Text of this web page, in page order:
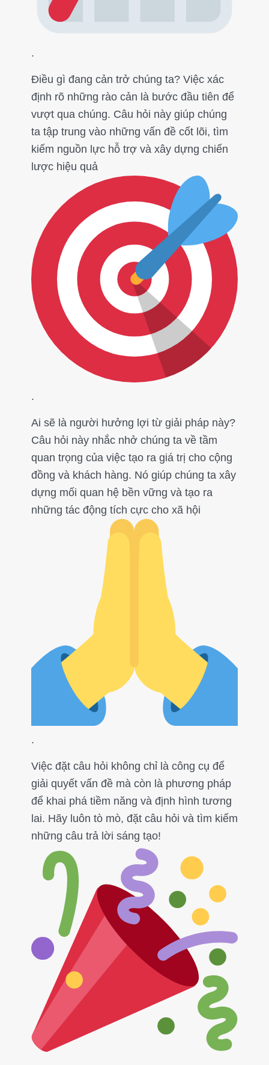
.
Điều gì đang cản trở chúng ta? Việc xác
định rõ những rào cản là bước đầu tiên để
vượt qua chúng. Câu hỏi này giúp chúng
ta tập trung vào những vấn đề cốt lõi, tìm
kiếm nguồn lực hỗ trợ và xây dựng chiến
lược hiệu quả
.
Ai sẽ là người hưởng lợi từ giải pháp này?
Câu hỏi này nhắc nhở chúng ta về tầm
quan trọng của việc tạo ra giá trị cho cộng
đồng và khách hàng. Nó giúp chúng ta xây
dựng mối quan hệ bền vững và tạo ra
những tác động tích cực cho xã hội
.
Việc đặt câu hỏi không chỉ là công cụ để
giải quyết vấn đề mà còn là phương pháp
để khai phá tiềm năng và định hình tương
lai. Hãy luôn tò mò, đặt câu hỏi và tìm kiếm
những câu trả lời sáng tạo!